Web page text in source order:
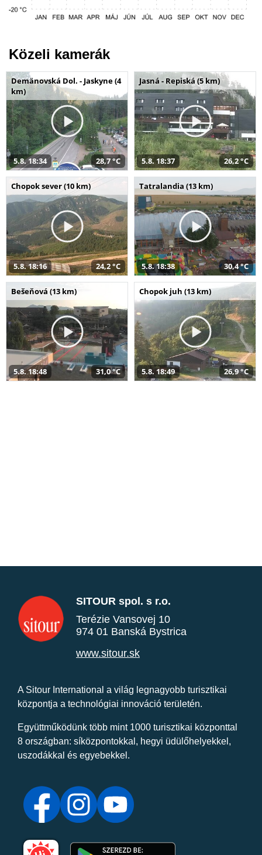
Közeli kamerák
Demänovská Dol. - Jaskyne (4
km)
5.8. 18:34 28,7 °C
Jasná - Repiská (5 km)
5.8. 18:37 26,2 °C
Chopok sever (10 km)
5.8. 18:16 24,2 °C
Tatralandia (13 km)
5.8. 18:38 30,4 °C
Bešeňová (13 km)
5.8. 18:48 31,0 °C
Chopok juh (13 km)
5.8. 18:49 26,9 °C
SITOUR spol. s r.o.
Terézie Vansovej 10
974 01 Banská Bystrica
www.sitour.sk
A Sitour International a világ legnagyobb turisztikai
központja a technológiai innováció területén.
Együttműködünk több mint 1000 turisztikai központtal
8 országban: síközpontokkal, hegyi üdülőhelyekkel,
uszodákkal és egyebekkel.